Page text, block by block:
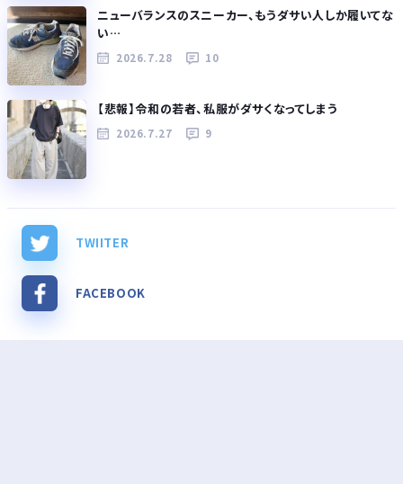
ニューバランスのスニーカー、もうダサい人しか履いてな
い…
2026.7.28 10
【悲報】令和の若者、私服がダサくなってしまう
2026.7.27 9
TWIITER
FACEBOOK